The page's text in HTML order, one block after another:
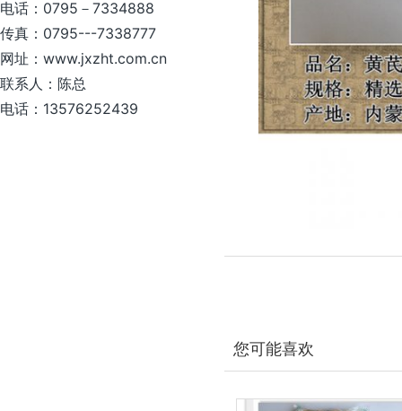
电话：0795－7334888
传真：0795---7338777
网址：www.jxzht.com.cn
联系人：陈总
电话：13576252439
您可能喜欢